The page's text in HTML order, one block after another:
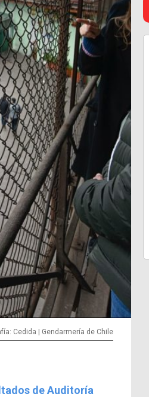
Cedida | Gendarmería de Chile
de Auditoría